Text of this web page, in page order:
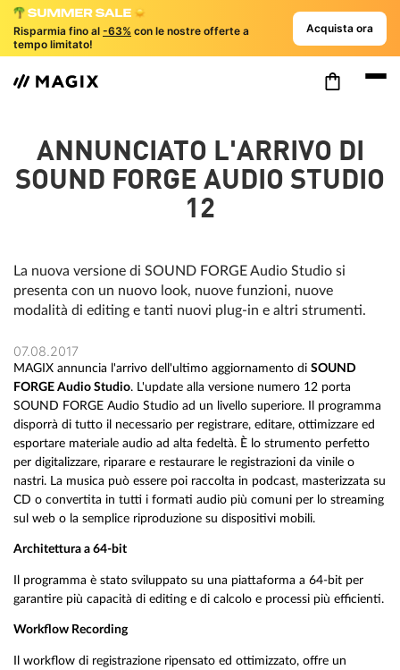
Risparmia fino al -63% con le nostre offerte a
tempo limitato!
Acquista ora
ANNUNCIATO L'ARRIVO DI
SOUND FORGE AUDIO STUDIO
12
La nuova versione di SOUND FORGE Audio Studio si
presenta con un nuovo look, nuove funzioni, nuove
modalità di editing e tanti nuovi plug-in e altri strumenti.
07.08.2017
MAGIX annuncia l'arrivo dell'ultimo aggiornamento di SOUND
FORGE Audio Studio. L'update alla versione numero 12 porta
SOUND FORGE Audio Studio ad un livello superiore. Il programma
disporrà di tutto il necessario per registrare, editare, ottimizzare ed
esportare materiale audio ad alta fedeltà. È lo strumento perfetto
per digitalizzare, riparare e restaurare le registrazioni da vinile o
nastri. La musica può essere poi raccolta in podcast, masterizzata su
CD o convertita in tutti i formati audio più comuni per lo streaming
sul web o la semplice riproduzione su dispositivi mobili.
Architettura a 64-bit
Il programma è stato sviluppato su una piattaforma a 64-bit per
garantire più capacità di editing e di calcolo e processi più efficienti.
Workflow Recording
Il workflow di registrazione ripensato ed ottimizzato, offre un